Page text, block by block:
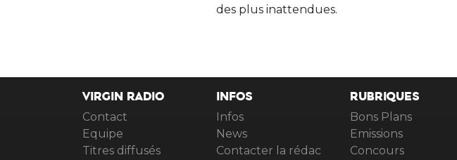
des plus inattendues.
VIRGIN RADIO
Contact
Equipe
Titres diffusés
INFOS
Infos
News
Contacter la rédac
RUBRIQUES
Bons Plans
Emissions
Concours